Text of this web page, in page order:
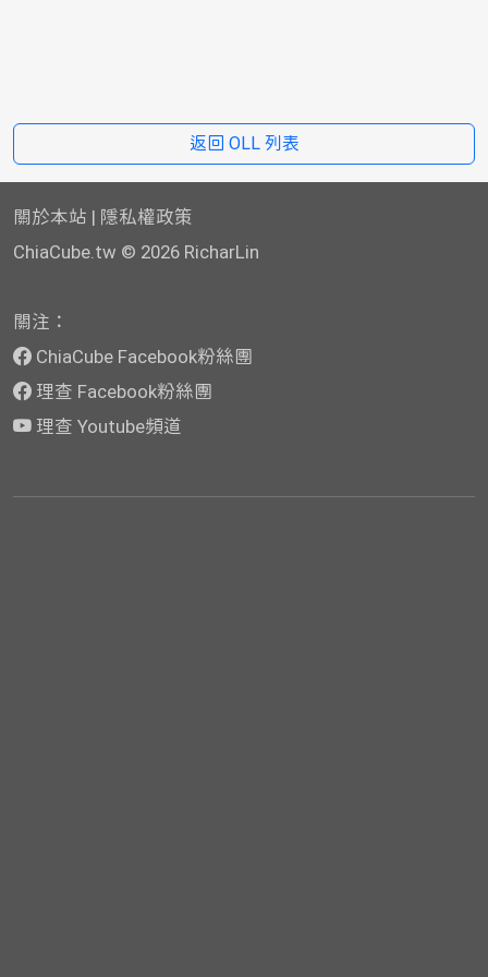
返回 OLL 列表
關於本站 | 隱私權政策
ChiaCube.tw © 2026 RicharLin
關注：
ChiaCube Facebook粉絲團
理查 Facebook粉絲團
理查 Youtube頻道